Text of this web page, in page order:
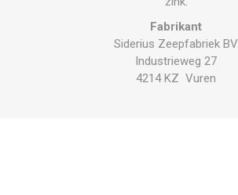
Fabrikant
Siderius Zeepfabriek BV
Industrieweg 27
4214 KZ Vuren